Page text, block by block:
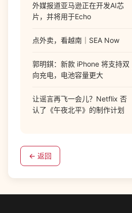
外媒报道亚马逊正在开发AI芯
片，并将用于Echo
点外卖，看越南｜SEA Now
郭明錤：新款 iPhone 将支持双
向充电，电池容量更大
让谣言再飞一会儿？Netflix 否
认了《午夜北平》的制作计划
← 返回